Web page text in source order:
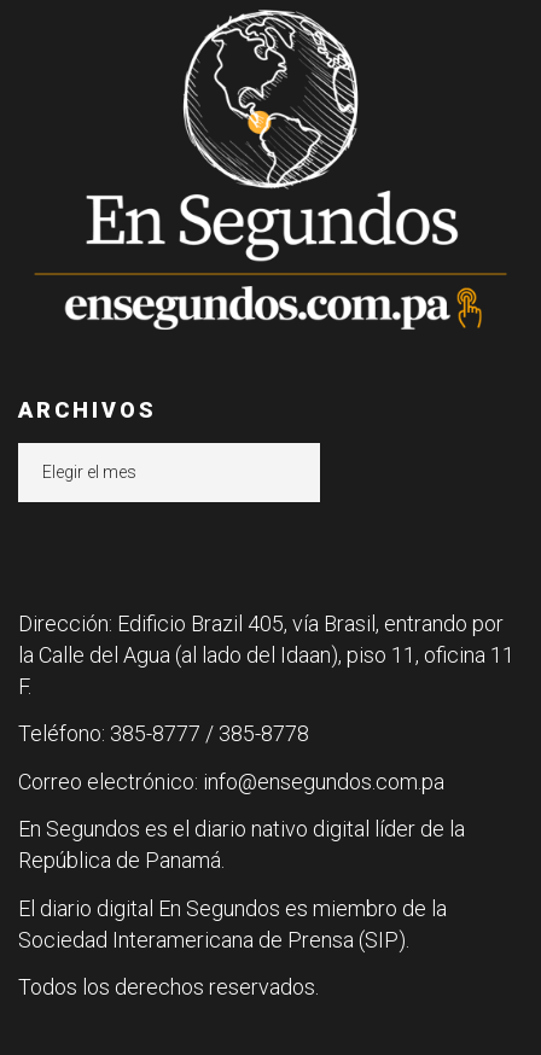
ARCHIVOS
Dirección: Edificio Brazil 405, vía Brasil, entrando por
la Calle del Agua (al lado del Idaan), piso 11, oficina 11
F.
Teléfono: 385-8777 / 385-8778
Correo electrónico: info@ensegundos.com.pa
En Segundos es el diario nativo digital líder de la
República de Panamá.
El diario digital En Segundos es miembro de la
Sociedad Interamericana de Prensa (SIP).
Todos los derechos reservados.